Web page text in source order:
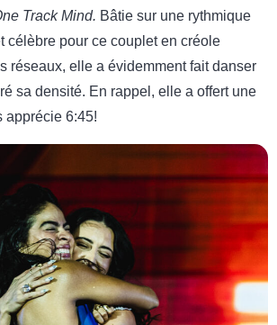
Track Mind. Bâtie sur une rythmique
célèbre pour ce couplet en créole
réseaux, elle a évidemment fait danser
sa densité. En rappel, elle a offert une
apprécie 6:45!